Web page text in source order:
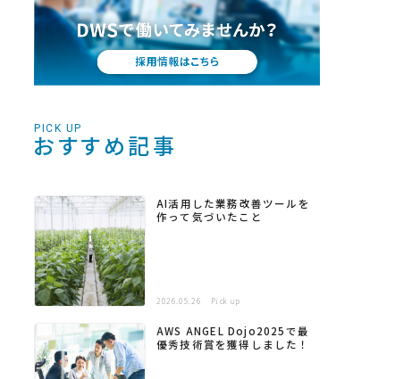
メンバー紹介
PICK UP
おすすめ記事
AI活用した業務改善ツールを
作って気づいたこと
2026.05.26 Pick up
AWS ANGEL Dojo2025で最
優秀技術賞を獲得しました！